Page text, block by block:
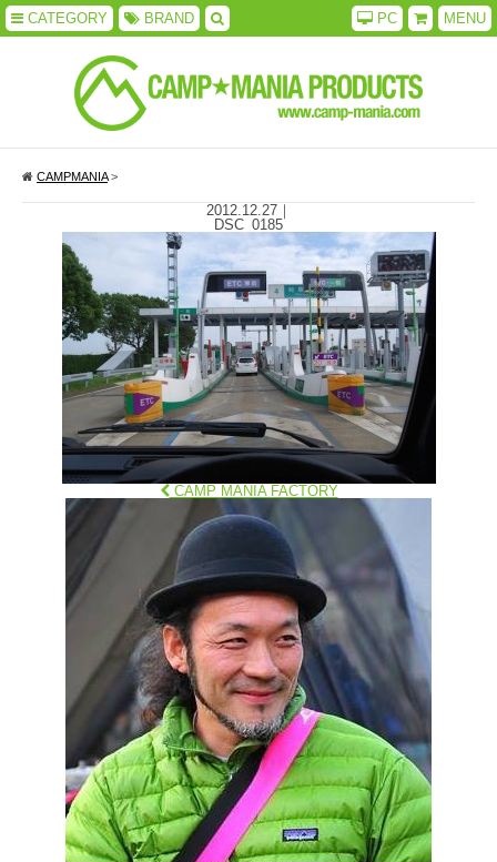
CATEGORY BRAND MENU
PC
CAMPMANIA>
2012.12.27｜
DSC_0185
CAMP MANIA FACTORY